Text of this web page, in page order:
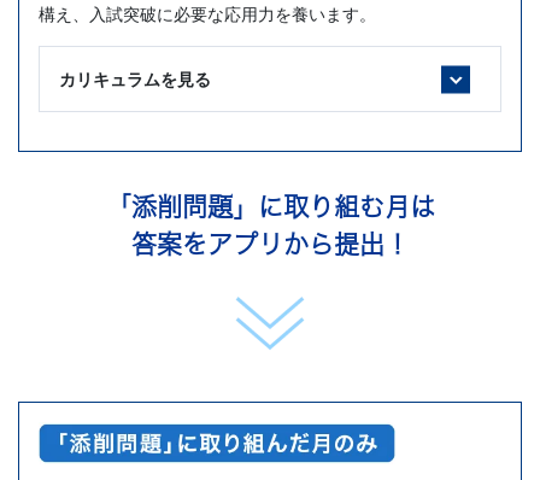
構え、入試突破に必要な応用力を養います。
カリキュラムを見る
「添削問題」に取り組む月は
答案をアプリから提出！